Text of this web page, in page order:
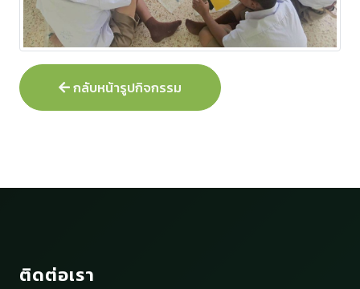
กลับหน้ารูปกิจกรรม
ติดต่อเรา